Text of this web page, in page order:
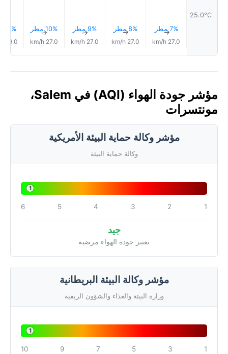
25.0°C
7% مطر↑
27.0 km/h
8% مطر↑
27.0 km/h
9% مطر↑
27.0 km/h
10% مطر↑
27.0 km/h
11% مطر
29.0 km/h
مؤشر جودة الهواء (AQI) في Salem،
مونتسرات
مؤشر وكالة حماية البيئة الأمريكية
وكالة حماية البيئة
1
1
2
3
4
5
6
جيد
تعتبر جودة الهواء مرضية
مؤشر وكالة البيئة البريطانية
وزارة البيئة والغذاء والشؤون الريفية
1
1
3
5
7
9
10